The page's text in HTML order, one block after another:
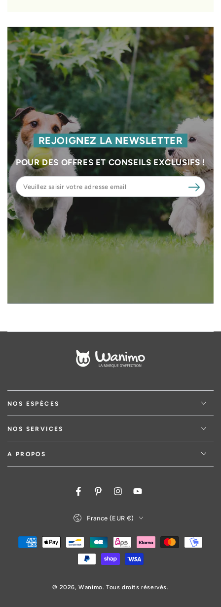
REJOIGNEZ LA NEWSLETTER
POUR DES OFFRES ET CONSEILS EXCLUSIFS !
Veuillez
saisir
votre
adresse
email
NOS ESPÈCES
NOS SERVICES
A PROPOS
FacebookPinterestInstagramYouTube
© 2026,Wanimo. Tous droits réservés.
France (EUR €)
Modes